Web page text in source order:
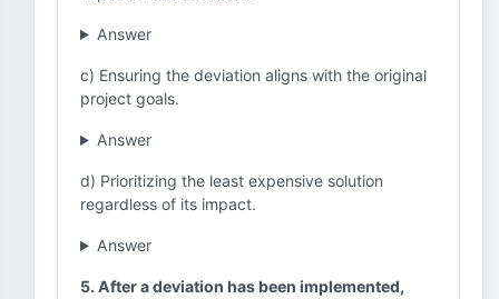
Answer
c) Ensuring the deviation aligns with the original
project goals.
Answer
d) Prioritizing the least expensive solution
regardless of its impact.
Answer
5. After a deviation has been implemented,